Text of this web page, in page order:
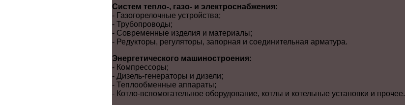
Систем тепло-, газо- и электроснабжения:
- Газогорелочные устройства;
- Трубопроводы;
- Современные изделия и материалы;
- Редукторы, регуляторы, запорная и соединительная арматура.
Энергетического машиностроения:
- Компрессоры;
- Дизель-генераторы и дизели;
- Теплообменные аппараты;
- Котло-вспомогательное оборудование, котлы и котельные установки и прочее.